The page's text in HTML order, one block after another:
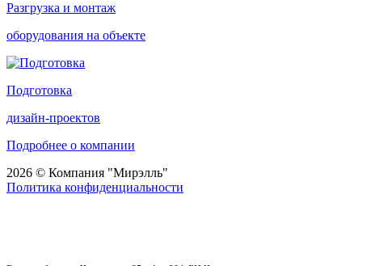
Разгрузка и монтаж
оборудования на объекте
Подготовка
дизайн-проектов
Подробнее о компании
2026 © Компания "Мирэлль"
Политика конфиденциальности